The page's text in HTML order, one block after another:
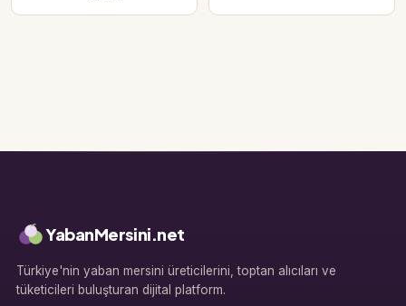
YabanMersini.net
Türkiye'nin yaban mersini üreticilerini, toptan alıcıları ve
tüketicileri buluşturan dijital platform.